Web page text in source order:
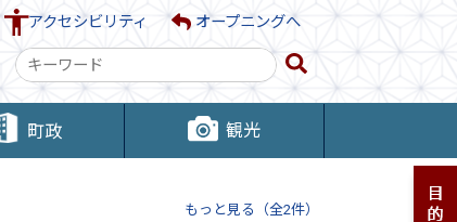
アクセシビリティ オープニングへ
検
索
キ
ー町政 観光
もっと見る（全2件）